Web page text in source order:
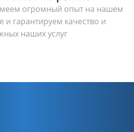
огромный опыт на нашем
и гарантируем качество и
наших услуг